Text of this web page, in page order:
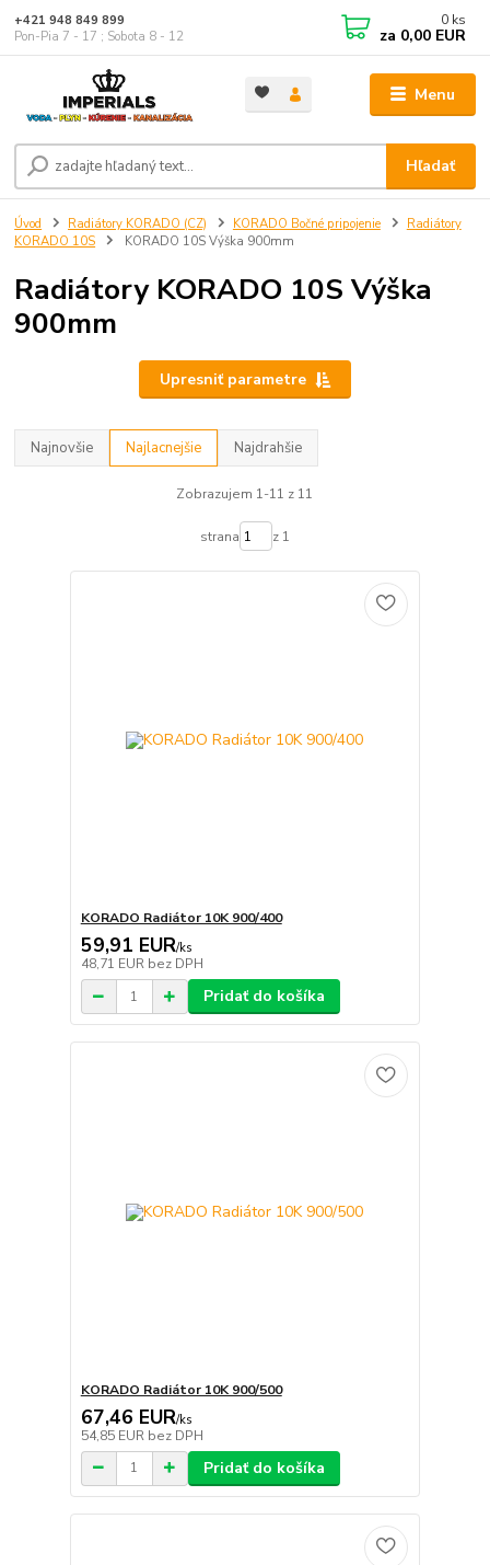
Menu
Hľadať
+421 948 849 899
Pon-Pia 7 - 17 ; Sobota 8 - 12
0 ks
za 0,00 EUR
Úvod Radiátory KORADO (CZ) KORADO Bočné pripojenie
Radiátory
KORADO 10S
KORADO 10S Výška 900mm
Radiátory KORADO 10S Výška
900mm
Upresniť parametre
Najnovšie Najlacnejšie Najdrahšie
Zobrazujem 1-11 z 11
strana z 1
KORADO Radiátor 10K 900/400
59,91 EUR/ks
48,71 EUR bez DPH
Pridať do košíka
KORADO Radiátor 10K 900/500
67,46 EUR/ks
54,85 EUR bez DPH
Pridať do košíka